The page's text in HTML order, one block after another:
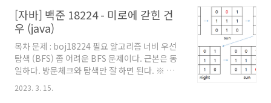
주의점' 글을 참고해주세요. 백준을 자바로 풀어
보려고 시작하시는 분이나, 백준에서 자바로 풀
때의 팁을 원하시는 분들도 보시는걸 추천드립니
다. 풀이 BFS를 잘 모른다면 'BFS 알고리즘 (너
비 우선 탐색)' 글을 참고해보자. 일반적인 BFS
알고리즘으로 구현해주면 되는데, 목적지까지의
최단 거리를 구하는게 아니라 특정 거리인 위치
[자바] 백준 18224 - 미로에 갇힌 건
우 (java)
목차 문제 : boj18224 필요 알고리즘 너비 우선
탐색 (BFS) 좀 어려운 BFS 문제이다. 근본은 동
일하다. 방문체크와 탐색만 잘 하면 된다. ※ 제
않았는지, 왜 Scanner를 쓰지 않고
2023. 3. 15.